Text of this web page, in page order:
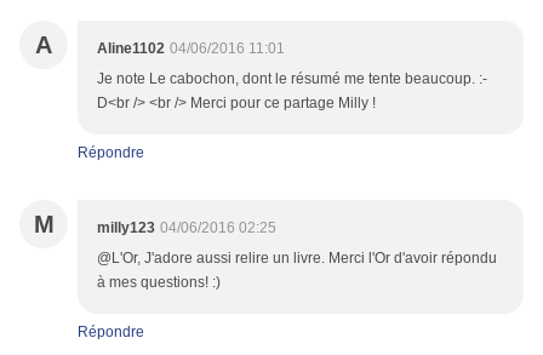
A Aline1102 04/06/2016 11:01
Je note Le cabochon, dont le résumé me tente beaucoup. :-
D<br /> <br /> Merci pour ce partage Milly !
Répondre
M milly123 04/06/2016 02:25
@L'Or, J'adore aussi relire un livre. Merci l'Or d'avoir répondu
à mes questions! :)
Répondre